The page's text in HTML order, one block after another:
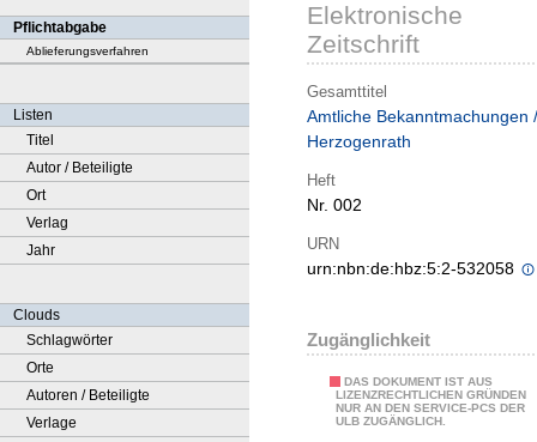
Pflichtabgabe
Ablieferungsverfahren
Listen
Titel
Autor / Beteiligte
Ort
Verlag
Jahr
Clouds
Schlagwörter
Orte
Autoren / Beteiligte
Verlage
Elektronische
Zeitschrift
Gesamttitel
Amtliche Bekanntmachungen /
Herzogenrath
Heft
Nr. 002
URN
urn:nbn:de:hbz:5:2-532058
Zugänglichkeit
DAS DOKUMENT IST AUS
LIZENZRECHTLICHEN GRÜNDEN
NUR AN DEN SERVICE-PCS DER
ULB ZUGÄNGLICH.